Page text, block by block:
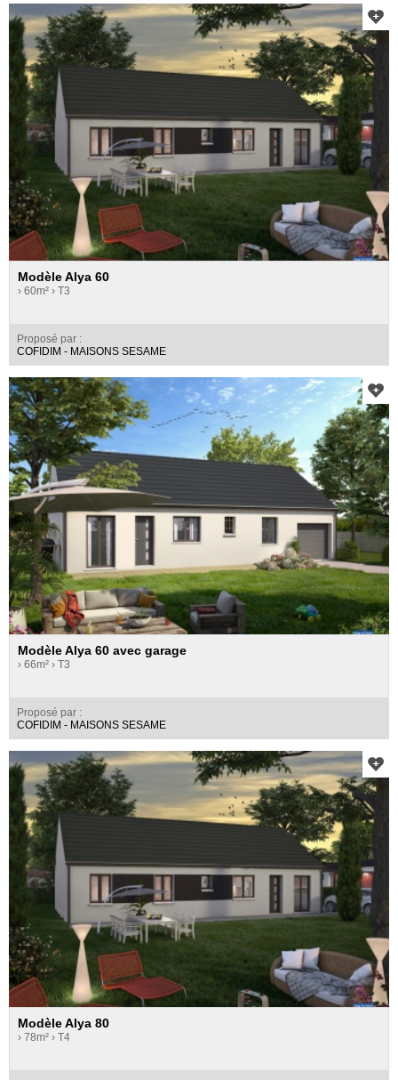
Modèle Alya 60
› 60m² › T3
Proposé par :
COFIDIM - MAISONS SESAME
Modèle Alya 60 avec garage
› 66m² › T3
Proposé par :
COFIDIM - MAISONS SESAME
Modèle Alya 80
› 78m² › T4